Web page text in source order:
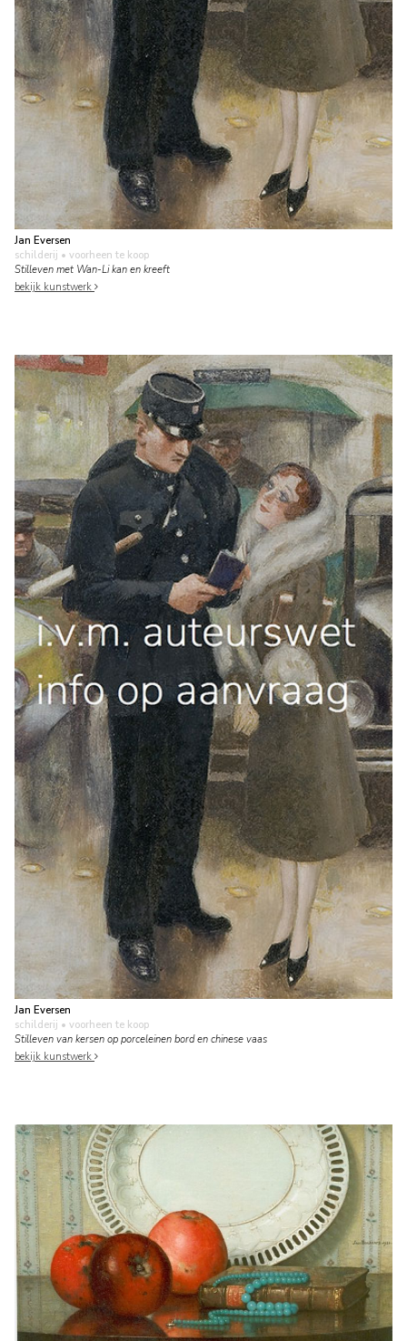
Jan Eversen
schilderij • voorheen te koop
Stilleven met Wan-Li kan en kreeft
bekijk kunstwerk
Jan Eversen
schilderij • voorheen te koop
Stilleven van kersen op porceleinen bord en chinese vaas
bekijk kunstwerk